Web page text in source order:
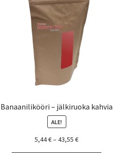
Banaanilikööri – jälkiruoka kahvia
ALE!
5,44€–43,55€Hintaluokka: